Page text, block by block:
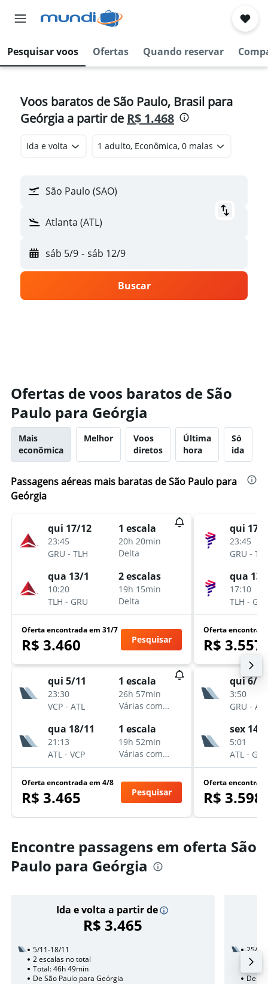
Pesquisar voos Ofertas Quando reservar
Voos baratos de São Paulo, Brasil para
Geórgia a partir de R$ 1.468
Ida e volta 1 adulto, Econômica, 0 malas
São Paulo (SAO)
Atlanta (ATL)
sáb 5/9 - sáb 12/9
Buscar
Ofertas de voos baratos de São
Paulo para Geórgia
Mais
econômica
Melhor
Voos
diretos
Última
hora
Só
ida
Passagens aéreas mais baratas de São Paulo para
Geórgia
qui 17/12
23:45
GRU - TLH
1 escala
20h 20min
Delta
qua 13/1
10:20
TLH - GRU
2 escalas
19h 15min
Delta
Oferta encontrada em 31/7
R$ 3.460 Pesquisar
qui 5/11
23:30
VCP - ATL
1 escala
26h 57min
Várias companhias aéreas
qua 18/11
21:13
ATL - VCP
1 escala
19h 52min
Várias companhias aéreas
Oferta encontrada em 4/8
R$ 3.465 Pesquisar
qui 17/
23:45
GRU -
qua 13/
17:10
TLH -
Oferta
R$ 3.557
qui 6/8
3:50
GRU -
sex 14/8
5:01
ATL -
Oferta
R$ 3.598
Encontre passagens em oferta São
Paulo para Geórgia
Ida e volta a partir de
R$ 3.465
5/11-18/11
2 escalas no total
Total: 46h 49min
De São Paulo para Geórgia
25/8
3
De